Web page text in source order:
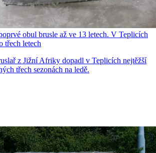
obul brusle až ve 13 letech. V Teplicích
třech letech
z Jižní Afriky dopadl v Teplicích nejtěžší
třech sezonách na ledě.